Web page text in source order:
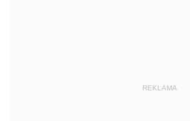
REKLAMA